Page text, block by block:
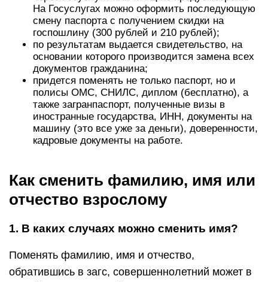
На Госуслугах можно оформить последующую
смену паспорта с получением скидки на
госпошлину (300 рублей и 210 рублей);
по результатам выдается свидетельство, на
основании которого производится замена всех
документов гражданина;
придется поменять не только паспорт, но и
полисы ОМС, СНИЛС, диплом (бесплатно), а
также загранпаспорт, полученные визы в
иностранные государства, ИНН, документы на
машину (это все уже за деньги), доверенности,
кадровые документы на работе.
Как сменить фамилию, имя или
отчество взрослому
1. В каких случаях можно сменить имя?
Поменять фамилию, имя и отчество,
обратившись в загс, совершеннолетний может в